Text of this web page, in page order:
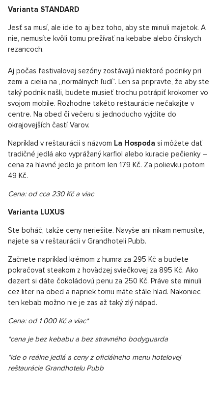
Varianta STANDARD
Jesť sa musí, ale ide to aj bez toho, aby ste minuli majetok. A
nie, nemusíte kvôli tomu prežívať na kebabe alebo čínskych
rezancoch.
Aj počas festivalovej sezóny zostávajú niektoré podniky pri
zemi a cielia na „normálnych ľudí“. Len sa pripravte, že aby ste
taký podnik našli, budete musieť trochu potrápiť krokomer vo
svojom mobile. Rozhodne takéto reštaurácie nečakajte v
centre. Na obed či večeru si jednoducho vyjdite do
okrajovejších častí Varov.
Napríklad v reštaurácii s názvom La Hospoda si môžete dať
tradičné jedlá ako vyprážaný karfiol alebo kuracie pečienky –
cena za hlavné jedlo je pritom len 179 Kč. Za polievku potom
49 Kč.
Cena: od cca 230 Kč a viac
Varianta LUXUS
Ste boháč, takže ceny neriešite. Navyše ani nikam nemusíte,
najete sa v reštaurácii v Grandhoteli Pubb.
Začnete napríklad krémom z humra za 295 Kč a budete
pokračovať steakom z hovädzej sviečkovej za 895 Kč. Ako
dezert si dáte čokoládovú penu za 250 Kč. Práve ste minuli
cez liter na obed a napriek tomu máte stále hlad. Nakoniec
ten kebab možno nie je zas až taký zlý nápad.
Cena: od 1 000 Kč a viac*
*cena je bez kebabu a bez stravného bodyguarda
*ide o reálne jedlá a ceny z oficiálneho menu hotelovej
reštaurácie Grandhotelu Pubb